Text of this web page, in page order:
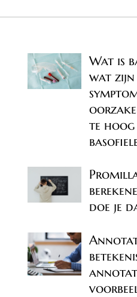
Wat is
wat zijn
te
doe je